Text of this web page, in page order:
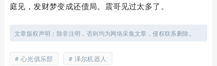
庭见，发财梦变成还债局。震哥见过太多了。
文章版权声明：除非注明，否则均为网络采集文章，侵权联系删除。
心光俱乐部 泽尔机器人